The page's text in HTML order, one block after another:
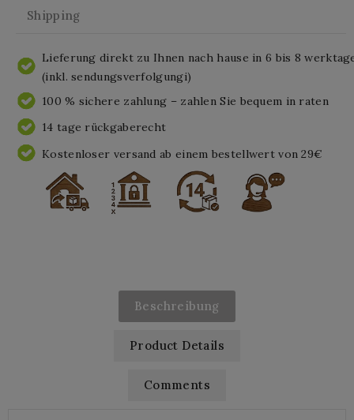
Shipping
Lieferung direkt zu Ihnen nach hause in 6 bis 8
(inkl. sendungsverfolgungi)
100 % sichere zahlung – zahlen Sie bequem in raten
14 tage rückgaberecht
Kostenloser versand ab einem bestellwert von 29€
Beschreibung
Product Details
Comments